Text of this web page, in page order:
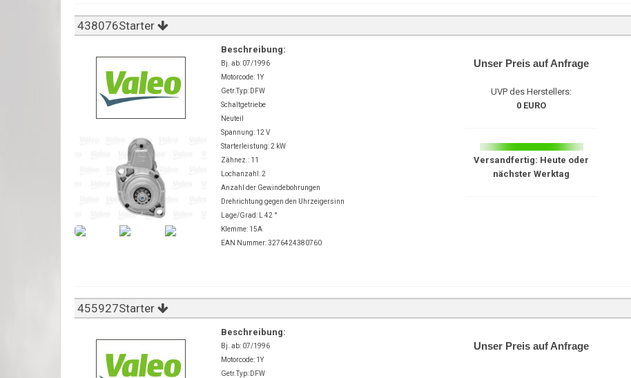
438076Starter
Beschreibung:
Bj. ab: 07/1996
Motorcode: 1Y
Getr.Typ: DFW
Schaltgetriebe
Neuteil
Spannung: 12 V
Starterleistung: 2 kW
Zähnez.: 11
Lochanzahl: 2
Anzahl der Gewindebohrungen
Drehrichtung gegen den Uhrzeigersinn
Lage/Grad: L 42 °
Klemme: 15A
EAN Nummer: 3276424380760
Unser Preis auf Anfrage
UVP des Herstellers:
0 EURO
Versandfertig: Heute oder
nächster Werktag
455927Starter
Beschreibung:
Bj. ab: 07/1996
Motorcode: 1Y
Getr.Typ: DFW
Unser Preis auf Anfrage